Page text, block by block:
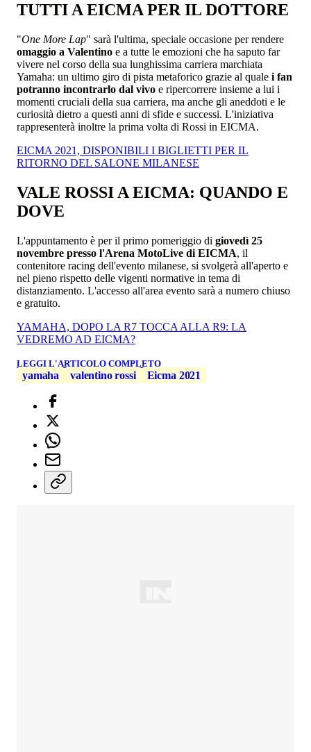
TUTTI A EICMA PER IL DOTTORE
"One More Lap" sarà l'ultima, speciale occasione per rendere
omaggio a Valentino e a tutte le emozioni che ha saputo far
vivere nel corso della sua lunghissima carriera marchiata
Yamaha: un ultimo giro di pista metaforico grazie al quale i fan
potranno incontrarlo dal vivo e ripercorrere insieme a lui i
momenti cruciali della sua carriera, ma anche gli aneddoti e le
curiosità dietro a questi anni di sfide e successi. L'iniziativa
rappresenterà inoltre la prima volta di Rossi in EICMA.
EICMA 2021, DISPONIBILI I BIGLIETTI PER IL
RITORNO DEL SALONE MILANESE
VALE ROSSI A EICMA: QUANDO E
DOVE
L'appuntamento è per il primo pomeriggio di giovedì 25
novembre presso l'Arena MotoLive di EICMA, il
contenitore racing dell'evento milanese, si svolgerà all'aperto e
nel pieno rispetto delle vigenti normative in tema di
distanziamento. L'accesso all'area evento sarà a numero chiuso
e gratuito.
YAMAHA, DOPO LA R7 TOCCA ALLA R9: LA
VEDREMO AD EICMA?
LEGGI L'ARTICOLO COMPLETO
yamaha valentino rossi Eicma 2021